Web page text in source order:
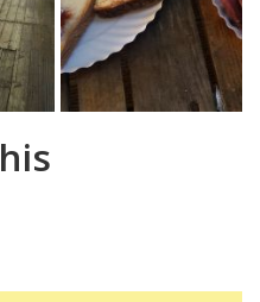
Next